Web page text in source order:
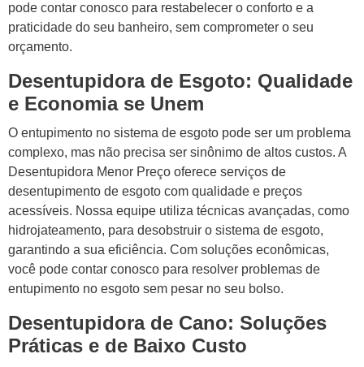
pode contar conosco para restabelecer o conforto e a
praticidade do seu banheiro, sem comprometer o seu
orçamento.
Desentupidora de Esgoto: Qualidade
e Economia se Unem
O entupimento no sistema de esgoto pode ser um problema
complexo, mas não precisa ser sinônimo de altos custos. A
Desentupidora Menor Preço oferece serviços de
desentupimento de esgoto com qualidade e preços
acessíveis. Nossa equipe utiliza técnicas avançadas, como
hidrojateamento, para desobstruir o sistema de esgoto,
garantindo a sua eficiência. Com soluções econômicas,
você pode contar conosco para resolver problemas de
entupimento no esgoto sem pesar no seu bolso.
Desentupidora de Cano: Soluções
Práticas e de Baixo Custo